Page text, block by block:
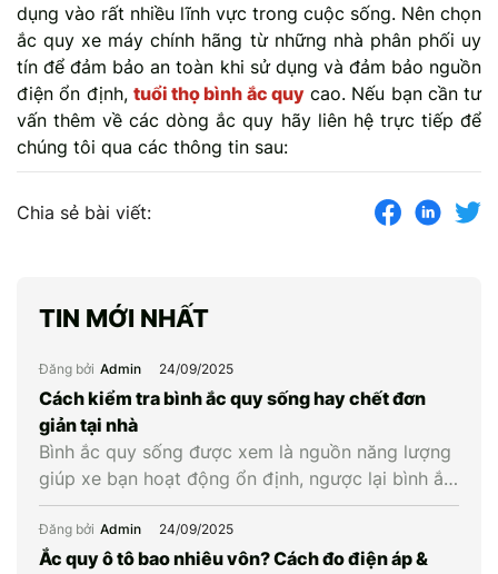
dụng vào rất nhiều lĩnh vực trong cuộc sống. Nên chọn
ắc quy xe máy chính hãng từ những nhà phân phối uy
tín để đảm bảo an toàn khi sử dụng và đảm bảo nguồn
điện ổn định, tuổi thọ bình ắc quycao. Nếu bạn cần tư
vấn thêm về các dòng ắc quy hãy liên hệ trực tiếp để
chúng tôi qua các thông tin sau:
Chia sẻ bài viết:
TIN MỚI NHẤT
Đăng bởi Admin 24/09/2025
Cách kiểm tra bình ắc quy sống hay chết đơn
giản tại nhà
Bình ắc quy sống được xem là nguồn năng lượng
giúp xe bạn hoạt động ổn định, ngược lại bình ắc
quy chết là khi bình cạn năng lượng và không còn
khả năng cung cấp điện cho xe. Vậy làm cách
nào để biết được bình ắc quy xe còn sống hay
Đăng bởi Admin 24/09/2025
Ắc quy ô tô bao nhiêu vôn? Cách đo điện áp &